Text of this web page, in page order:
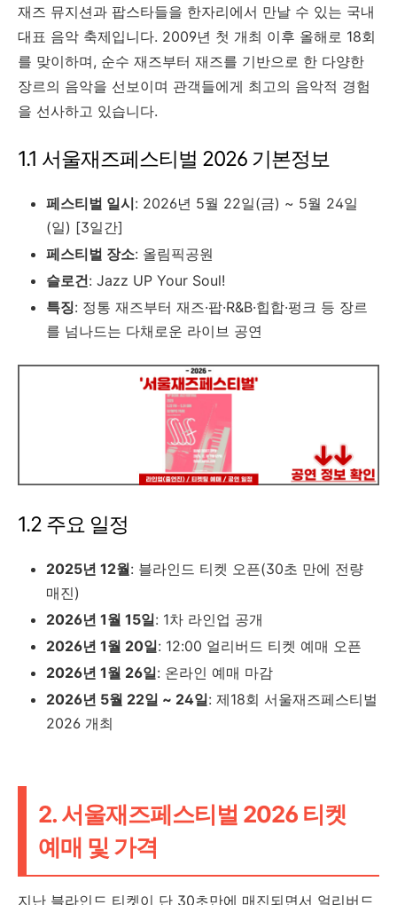
재즈 뮤지션과 팝스타들을 한자리에서 만날 수 있는 국내
대표 음악 축제입니다. 2009년 첫 개최 이후 올해로 18회
를 맞이하며, 순수 재즈부터 재즈를 기반으로 한 다양한
장르의 음악을 선보이며 관객들에게 최고의 음악적 경험
을 선사하고 있습니다.
1.1 서울재즈페스티벌 2026 기본정보
페스티벌 일시: 2026년 5월 22일(금) ~ 5월 24일
(일) [3일간]
페스티벌 장소: 올림픽공원
슬로건: Jazz UP Your Soul!
특징: 정통 재즈부터 재즈·팝·R&B·힙합·펑크 등 장르
를 넘나드는 다채로운 라이브 공연
1.2 주요 일정
2025년 12월: 블라인드 티켓 오픈(30초 만에 전량
매진)
2026년 1월 15일: 1차 라인업 공개
2026년 1월 20일: 12:00 얼리버드 티켓 예매 오픈
2026년 1월 26일: 온라인 예매 마감
2026년 5월 22일 ~ 24일: 제18회 서울재즈페스티벌
2026 개최
2. 서울재즈페스티벌 2026 티켓
예매 및 가격
지난 블라인드 티켓이 단 30초만에 매진되면서 얼리버드